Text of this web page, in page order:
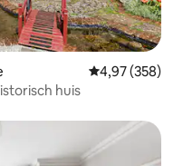
Gemiddelde
4,97 (358)
huis